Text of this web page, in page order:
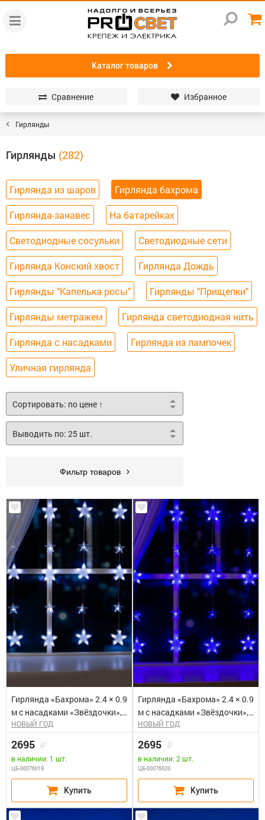
Каталог товаров
Сравнение Избранное
Гирлянды
Гирлянды
Гирлянда из шаров Гирлянда бахрома
Гирлянда-занавес На батарейках
Светодиодные сосульки Светодиодные сети
Гирлянда Конский хвост Гирлянда Дождь
Гирлянды "Капелька росы" Гирлянды "Прищепки"
Гирлянды метражем Гирлянда светодиодная нить
Гирлянда с насадками Гирлянда из лампочек
Уличная гирлянда
Фильтр товаров
Гирлянда «Бахрома» 2.4 × 0.9
м с насадками «Звёздочки»,
IP20, прозрачная нить, 186
LED, свечение белое, 8
режимов, 220 В 4356974
НОВЫЙ ГОД
2695
в наличии: 1 шт.
ЦБ-00076019
Гирлянда «Бахрома» 2.4 × 0.9
м с насадками «Звёздочки»,
IP20, прозрачная нить, 186
LED, свечение синее, 8
режимов, 220 В 4356975
НОВЫЙ ГОД
2695
в наличии: 2 шт.
ЦБ-00076020